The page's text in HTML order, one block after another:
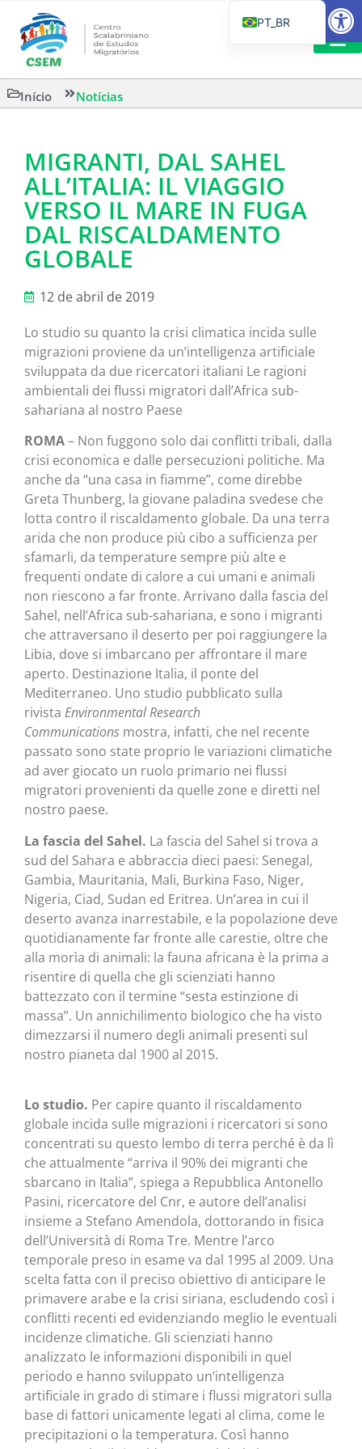
Início Notícias
MIGRANTI, DAL SAHEL
ALL’ITALIA: IL VIAGGIO
VERSO IL MARE IN FUGA
DAL RISCALDAMENTO
GLOBALE
12 de abril de 2019
Lo studio su quanto la crisi climatica incida sulle
migrazioni proviene da un’intelligenza artificiale
sviluppata da due ricercatori italiani Le ragioni
ambientali dei flussi migratori dall’Africa sub-
sahariana al nostro Paese
ROMA– Non fuggono solo dai conflitti tribali, dalla
crisi economica e dalle persecuzioni politiche. Ma
anche da “una casa in fiamme”, come direbbe
Greta Thunberg, la giovane paladina svedese che
lotta contro il riscaldamento globale. Da una terra
arida che non produce più cibo a sufficienza per
sfamarli, da temperature sempre più alte e
frequenti ondate di calore a cui umani e animali
non riescono a far fronte. Arrivano dalla fascia del
Sahel, nell’Africa sub-sahariana, e sono i migranti
che attraversano il deserto per poi raggiungere la
Libia, dove si imbarcano per affrontare il mare
aperto. Destinazione Italia, il ponte del
Mediterraneo. Uno studio pubblicato sulla
rivista Environmental Research
Communications mostra, infatti, che nel recente
passato sono state proprio le variazioni climatiche
ad aver giocato un ruolo primario nei flussi
migratori provenienti da quelle zone e diretti nel
nostro paese.
La fascia del Sahel. La fascia del Sahel si trova a
sud del Sahara e abbraccia dieci paesi: Senegal,
Gambia, Mauritania, Mali, Burkina Faso, Niger,
Nigeria, Ciad, Sudan ed Eritrea. Un’area in cui il
deserto avanza inarrestabile, e la popolazione deve
quotidianamente far fronte alle carestie, oltre che
alla morìa di animali: la fauna africana è la prima a
risentire di quella che gli scienziati hanno
battezzato con il termine “sesta estinzione di
massa”. Un annichilimento biologico che ha visto
dimezzarsi il numero degli animali presenti sul
nostro pianeta dal 1900 al 2015.
Lo studio. Per capire quanto il riscaldamento
globale incida sulle migrazioni i ricercatori si sono
concentrati su questo lembo di terra perché è da lì
che attualmente “arriva il 90% dei migranti che
sbarcano in Italia”, spiega a Repubblica Antonello
Pasini, ricercatore del Cnr, e autore dell’analisi
insieme a Stefano Amendola, dottorando in fisica
dell’Università di Roma Tre. Mentre l’arco
temporale preso in esame va dal 1995 al 2009. Una
scelta fatta con il preciso obiettivo di anticipare le
primavere arabe e la crisi siriana, escludendo così i
conflitti recenti ed evidenziando meglio le eventuali
incidenze climatiche. Gli scienziati hanno
analizzato le informazioni disponibili in quel
periodo e hanno sviluppato un’intelligenza
artificiale in grado di stimare i flussi migratori sulla
base di fattori unicamente legati al clima, come le
precipitazioni o la temperatura. Così hanno
PT_BR
IT